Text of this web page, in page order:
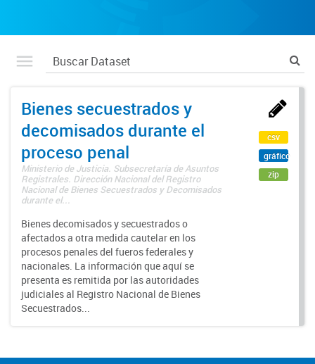
Bienes secuestrados y
decomisados durante el
proceso penal
Ministerio de Justicia. Subsecretaría de Asuntos
Registrales. Dirección Nacional del Registro
Nacional de Bienes Secuestrados y Decomisados
durante el...
Bienes decomisados y secuestrados o
afectados a otra medida cautelar en los
procesos penales del fueros federales y
nacionales. La información que aquí se
presenta es remitida por las autoridades
judiciales al Registro Nacional de Bienes
Secuestrados...
csv
gráfico
zip